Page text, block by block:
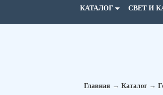
КАТАЛОГ СВЕТ И
Главная → Каталог→